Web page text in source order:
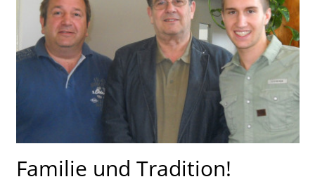
Familie und Tradition!